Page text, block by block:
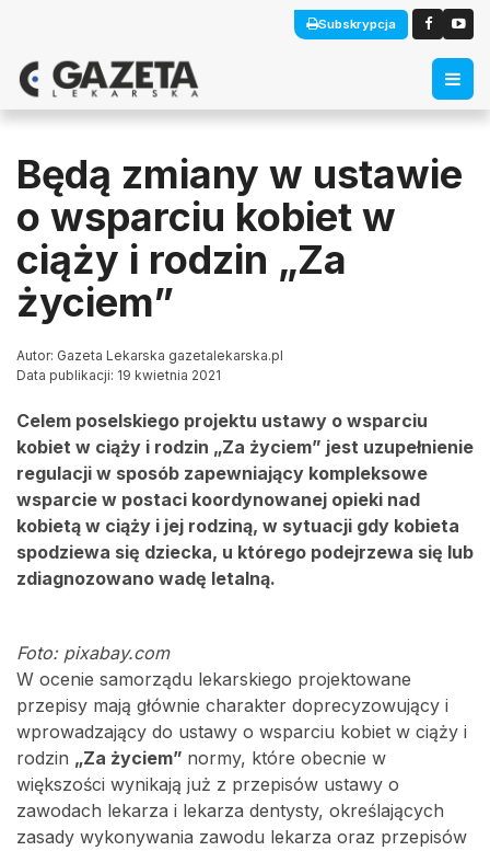
Subskrypcja
Będą zmiany w ustawie
o wsparciu kobiet w
ciąży i rodzin „Za
życiem”
Autor: Gazeta Lekarska gazetalekarska.pl
Data publikacji: 19 kwietnia 2021
Celem poselskiego projektu ustawy o wsparciu
kobiet w ciąży i rodzin „Za życiem” jest uzupełnienie
regulacji w sposób zapewniający kompleksowe
wsparcie w postaci koordynowanej opieki nad
kobietą w ciąży i jej rodziną, w sytuacji gdy kobieta
spodziewa się dziecka, u którego podejrzewa się lub
zdiagnozowano wadę letalną.
Foto: pixabay.com
W ocenie samorządu lekarskiego projektowane
przepisy mają głównie charakter doprecyzowujący i
wprowadzający do ustawy o wsparciu kobiet w ciąży i
rodzin „Za życiem” normy, które obecnie w
większości wynikają już z przepisów ustawy o
zawodach lekarza i lekarza dentysty, określających
zasady wykonywania zawodu lekarza oraz przepisów